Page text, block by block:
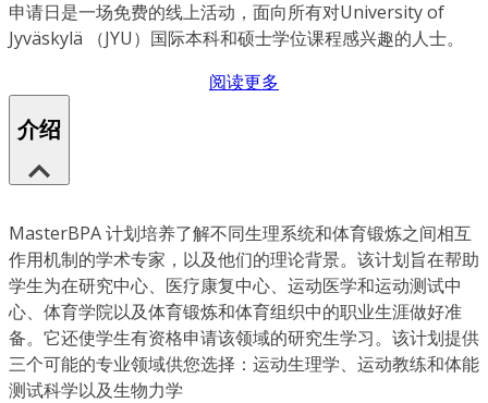
申请日是一场免费的线上活动，面向所有对University of
Jyväskylä （JYU）国际本科和硕士学位课程感兴趣的人士。
阅读更多
介绍
MasterBPA 计划培养了解不同生理系统和体育锻炼之间相互
作用机制的学术专家，以及他们的理论背景。该计划旨在帮助
学生为在研究中心、医疗康复中心、运动医学和运动测试中
心、体育学院以及体育锻炼和体育组织中的职业生涯做好准
备。它还使学生有资格申请该领域的研究生学习。该计划提供
三个可能的专业领域供您选择：运动生理学、运动教练和体能
测试科学以及生物力学